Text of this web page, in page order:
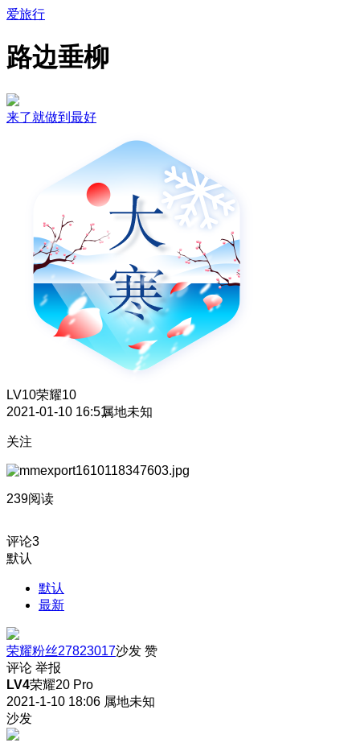
爱旅行
路边垂柳
来了就做到最好
LV10荣耀10
2021-01-10 16:51属地未知
关注
239阅读
评论3
默认
默认
最新
荣耀粉丝27823017沙发 赞
评论 举报
LV4荣耀20 Pro
2021-1-10 18:06 属地未知
沙发